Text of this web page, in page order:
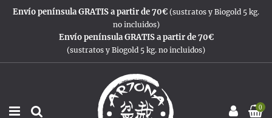
Envío península GRATIS a partir de 70€ (sustratos y Biogold 5 kg.
no incluidos)
Envío península GRATIS a partir de 70€
(sustratos y Biogold 5 kg. no incluidos)
0